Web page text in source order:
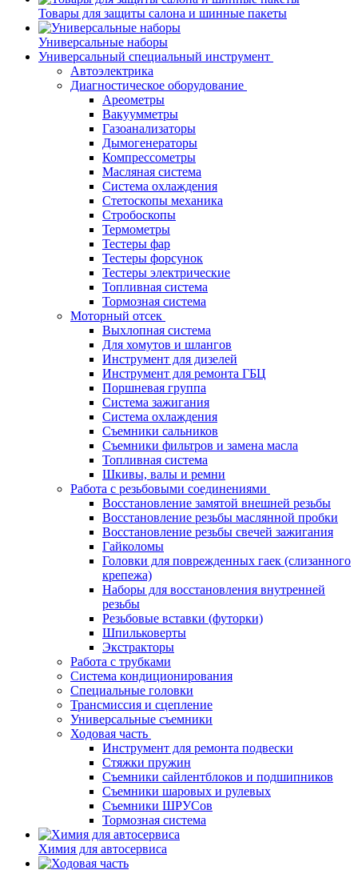
Товары для защиты салона и шинные пакеты
Универсальные наборы
Универсальный специальный инструмент
Автоэлектрика
Диагностическое оборудование
Ареометры
Вакуумметры
Газоанализаторы
Дымогенераторы
Компрессометры
Масляная система
Система охлаждения
Стетоскопы механика
Стробоскопы
Термометры
Тестеры фар
Тестеры форсунок
Тестеры электрические
Топливная система
Тормозная система
Моторный отсек
Выхлопная система
Для хомутов и шлангов
Инструмент для дизелей
Инструмент для ремонта ГБЦ
Поршневая группа
Система зажигания
Система охлаждения
Съемники сальников
Съемники фильтров и замена масла
Топливная система
Шкивы, валы и ремни
Работа с резьбовыми соединениями
Восстановление замятой внешней резьбы
Восстановление резьбы маслянной пробки
Восстановление резьбы свечей зажигания
Гайколомы
Головки для поврежденных гаек (слизанного
крепежа)
Наборы для восстановления внутренней
резьбы
Резьбовые вставки (футорки)
Шпильковерты
Экстракторы
Работа с трубками
Система кондиционирования
Специальные головки
Трансмиссия и сцепление
Универсальные съемники
Ходовая часть
Инструмент для ремонта подвески
Стяжки пружин
Съемники сайлентблоков и подшипников
Съемники шаровых и рулевых
Съемники ШРУСов
Тормозная система
Химия для автосервиса